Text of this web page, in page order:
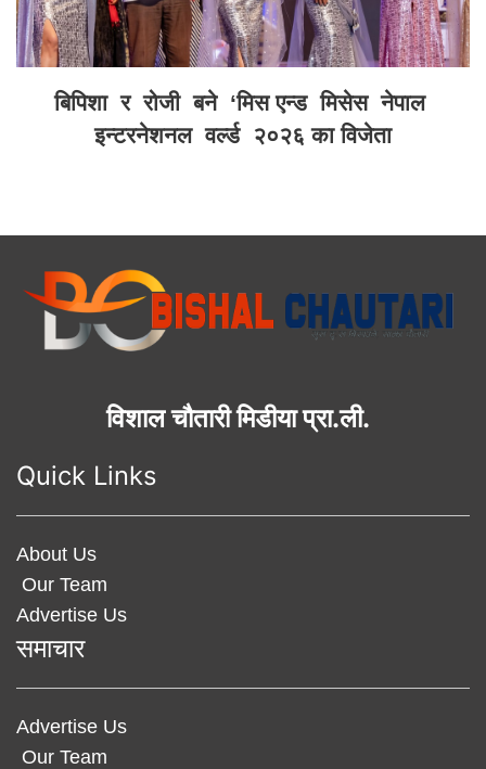
बिपिशा र रोजी बने ‘मिस एन्ड मिसेस नेपाल
इन्टरनेशनल वर्ल्ड २०२६ का विजेता
विशाल चौतारी मिडीया प्रा.ली.
Quick Links
About Us
Our Team
Advertise Us
समाचार
Advertise Us
Our Team